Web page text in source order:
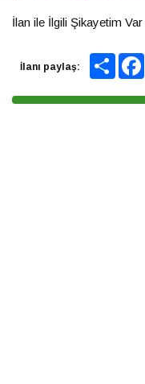
İlan ile İlgili Şikayetim Var
İlanı paylaş:
Share